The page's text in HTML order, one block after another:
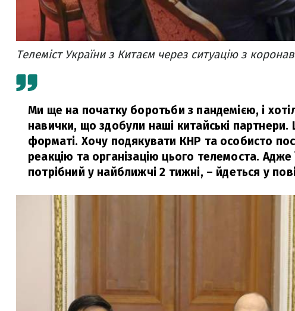
Телеміст України з Китаєм через ситуацію з
Ми ще на початку боротьби з пандемією, і
навички, що здобули наші китайські партнери.
форматі. Хочу подякувати КНР та особисто
реакцію та організацію цього телемоста.
потрібний у найближчі 2 тижні, – йдеться у